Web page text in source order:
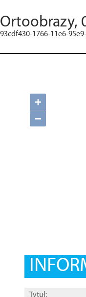
Ortoobrazy,
93cdf430-1766-11e6-
+
−
Tytuł: